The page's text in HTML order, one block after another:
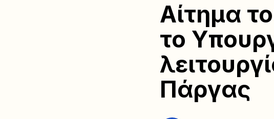
Αίτημα
το
Πάργας